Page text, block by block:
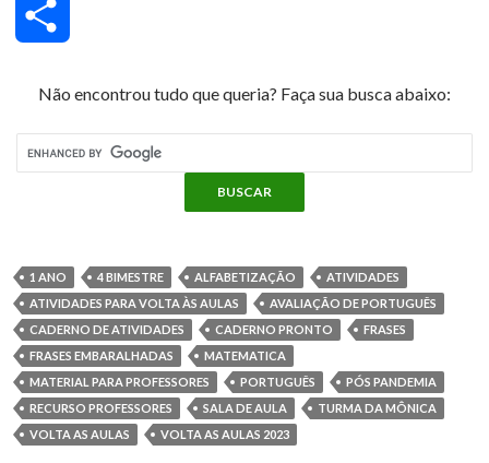
e
b
o
k
t
t
r
t
r
e
s
t
t
A
p
p
i s
g
e
r
p
r
t
i
l
Não encontrou tudo que queria? Faça sua busca abaixo:
1 ANO 4 BIMESTRE ALFABETIZAÇÃO
ATIVIDADES
ATIVIDADES PARA VOLTA ÀS AULAS
AVALIAÇÃO DE PORTUGUÊS
CADERNO DE ATIVIDADES
CADERNO PRONTO
FRASES
FRASES EMBARALHADAS
MATEMATICA
MATERIAL PARA PROFESSORES
PORTUGUÊS
PÓS PANDEMIA
RECURSO PROFESSORES
SALA DE AULA
TURMA DA MÔNICA
VOLTA AS AULAS
VOLTA AS AULAS 2023